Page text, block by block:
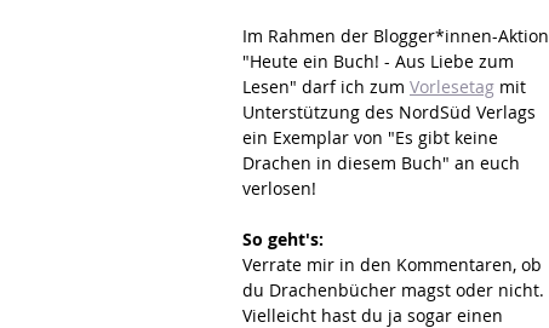
Im Rahmen der Blogger*innen-Aktion
"Heute ein Buch! - Aus Liebe zum
Lesen" darf ich zum Vorlesetag mit
Unterstützung des NordSüd Verlags
ein Exemplar von "Es gibt keine
Drachen in diesem Buch" an euch
verlosen!
So geht's:
Verrate mir in den Kommentaren, ob
du Drachenbücher magst oder nicht.
Vielleicht hast du ja sogar einen